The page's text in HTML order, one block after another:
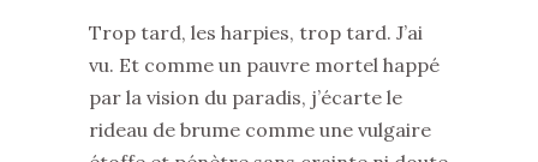
Trop tard, les harpies, trop tard. J’ai
vu. Et comme un pauvre mortel happé
par la vision du paradis, j’écarte le
rideau de brume comme une vulgaire